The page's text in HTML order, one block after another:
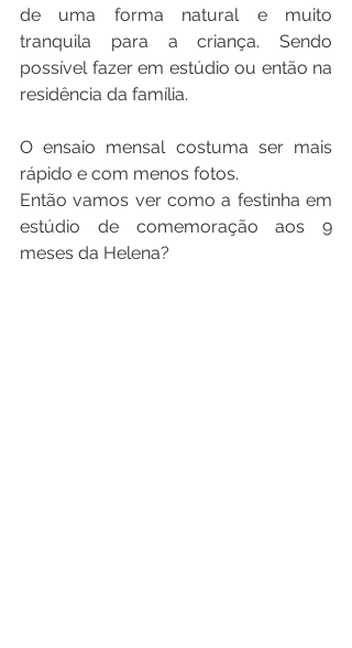
de uma forma natural e muito
tranquila para a criança. Sendo
possível fazer em estúdio ou então na
residência da família.
O ensaio mensal costuma ser mais
rápido e com menos fotos.
Então vamos ver como a festinha em
estúdio de comemoração aos 9
meses da Helena?